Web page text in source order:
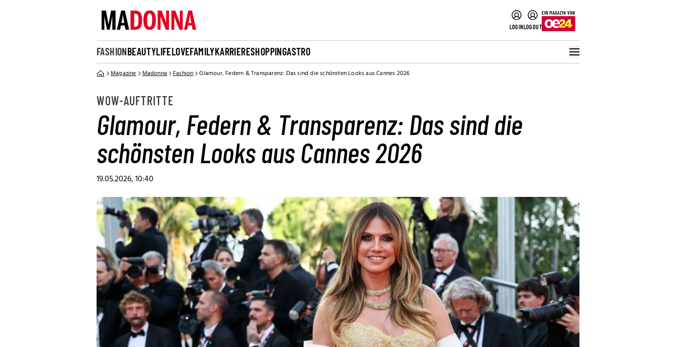
LOGINLOGOUT
FASHIONBEAUTYLIFELOVEFAMILYKARRIERESHOPPINGASTRO
Magazine Madonna Fashion Glamour, Federn & Transparenz: Das sind die schönsten Looks aus Cannes 2026
WOW-AUFTRITTE
Glamour, Federn & Transparenz: Das sind die
schönsten Looks aus Cannes 2026
19.05.2026, 10:40